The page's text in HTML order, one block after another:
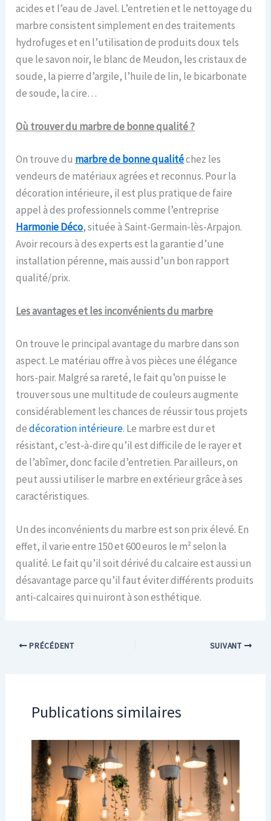
acides et l’eau de Javel. L’entretien et le nettoyage du
marbre consistent simplement en des traitements
hydrofuges et en l’utilisation de produits doux tels
que le savon noir, le blanc de Meudon, les cristaux de
soude, la pierre d’argile, l’huile de lin, le bicarbonate
de soude, la cire…
Où trouver du marbre de bonne qualité ?
On trouve du marbre de bonne qualitéchez les
vendeurs de matériaux agrées et reconnus. Pour la
décoration intérieure, il est plus pratique de faire
appel à des professionnels comme l’entreprise
Harmonie Déco, située à Saint-Germain-lès-Arpajon.
Avoir recours à des experts est la garantie d’une
installation pérenne, mais aussi d’un bon rapport
qualité/prix.
Les avantageset les inconvénientsdu marbre
On trouve le principal avantage du marbre dans son
aspect. Le matériau offre à vos pièces une élégance
hors-pair. Malgré sa rareté, le fait qu’on puisse le
trouver sous une multitude de couleurs augmente
considérablement les chances de réussir tous projets
dedécoration intérieure. Le marbre est dur et
résistant, c’est-à-dire qu’il est difficile de le rayer et
de l’abîmer, donc facile d’entretien. Par ailleurs, on
peut aussi utiliser le marbre en extérieur grâce à ses
caractéristiques.
Un des inconvénients du marbre est son prix élevé. En
effet, il varie entre 150 et 600 euros le m² selon la
qualité. Le fait qu’il soit dérivé du calcaire est aussi un
désavantage parce qu’il faut éviter différents produits
anti-calcaires qui nuiront à son esthétique.
PRÉCÉDENT SUIVANT
Publications similaires